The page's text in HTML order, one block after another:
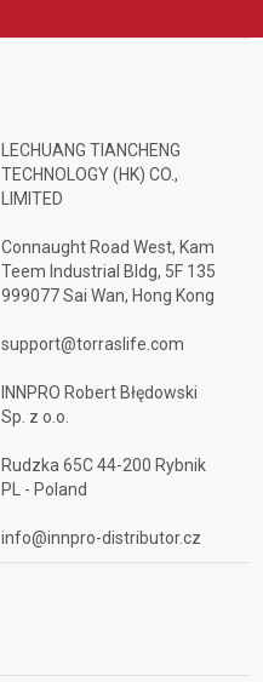
LECHUANG TIANCHENG
TECHNOLOGY (HK) CO.,
LIMITED
Connaught Road West, Kam
Teem Industrial Bldg, 5F 135
999077 Sai Wan, Hong Kong
support@torraslife.com
INNPRO Robert Błędowski
Sp. z o.o.
Rudzka 65C 44-200 Rybnik
PL - Poland
info@innpro-distributor.cz